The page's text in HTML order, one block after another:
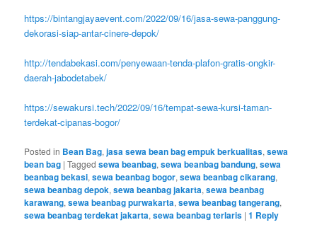
https://bintangjayaevent.com/2022/09/16/jasa-sewa-panggung-
dekorasi-siap-antar-cinere-depok/
http://tendabekasi.com/penyewaan-tenda-plafon-gratis-ongkir-
daerah-jabodetabek/
https://sewakursi.tech/2022/09/16/tempat-sewa-kursi-taman-
terdekat-cipanas-bogor/
Posted in Bean Bag,jasa sewa bean bag empuk berkualitas,sewa
bean bag |Tagged sewa beanbag,sewa beanbag bandung,sewa
beanbag bekasi,sewa beanbag bogor,sewa beanbag cikarang,
sewa beanbag depok,sewa beanbag jakarta,sewa beanbag
karawang,sewa beanbag purwakarta,sewa beanbag tangerang,
sewa beanbag terdekat jakarta,sewa beanbag terlaris |1 Reply